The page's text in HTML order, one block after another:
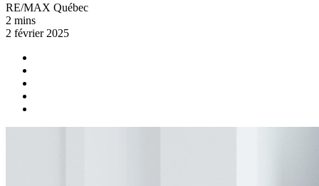
RE/MAX Québec
2 mins
2 février 2025